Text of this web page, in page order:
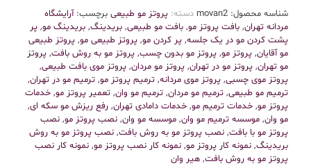
شناسه محصول: movan2 دسته: پروتز مو طبیعی برچسب:آرایشگاه
مردانه تهران, بافت پروتز مو, بافت مو طبیعی, بریدینگ, بریدینگ مو, پر
پشت کردن مو در یک جلسه, پر کردن مو, پروتز طبیعی مو, پروتز طبیعی
مو آقایان, پروتز مو, پروتز مو بدون چسب, پروتز مو به روش بافت, پروتز
مو تهران, پروتز مو در تهران, پروتز مو مردان, پروتز موی بافت طبیعی,
پروتز موی چسبی, پروتز موی مردانه, ترمیم پروتز مو, ترمیم مو در تهران,
ترمیم مو طبیعی, ترمیم مو مردان, ترمیم مو وان, تعمیر پروتز مو, خدمات
پروتز مو, خدمات ترمیم مو, خدمات دامادی تهران, رفع ریزش مو سکه ای,
مو وان, موسسه ترمیم مو وان, موسسه مو وان, نصب پروتز مو, نصب
پروتز مو با بافت, نصب پروتز مو به روش بافت, نصب پروتز مو به روش
بریدینگ, نمونه کار پروتز مو, نمونه کار نصب پروتز مو, نمونه کار نصب
پروتز مو به روش بافت, هیر وان